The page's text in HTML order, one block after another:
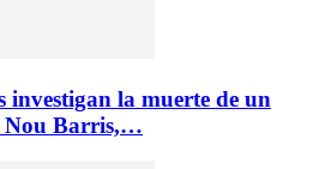
investigan la muerte de un
Nou Barris,…